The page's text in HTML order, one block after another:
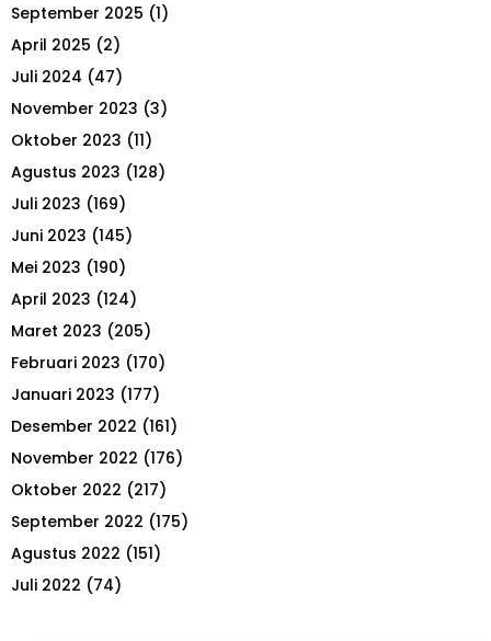
September 2025 (1)
April 2025 (2)
Juli 2024 (47)
November 2023 (3)
Oktober 2023 (11)
Agustus 2023 (128)
Juli 2023 (169)
Juni 2023 (145)
Mei 2023 (190)
April 2023 (124)
Maret 2023 (205)
Februari 2023 (170)
Januari 2023 (177)
Desember 2022 (161)
November 2022 (176)
Oktober 2022 (217)
September 2022 (175)
Agustus 2022 (151)
Juli 2022 (74)